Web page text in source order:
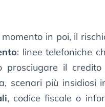
momento in poi, il
: linee telefoniche
prosciugare il
scenari più insidiosi
, codice fiscale o